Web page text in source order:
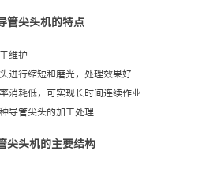
管尖头机的特点
维护
行缩短和磨光，处理效果好
耗低，可实现长时间连续作业
管尖头的加工处理
尖头机的主要结构